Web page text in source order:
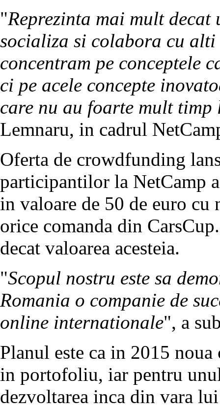
"Reprezinta mai mult decat
socializa si colabora cu
concentram pe conceptele
ci pe acele concepte
care nu au foarte mult timp
Lemnaru, in cadrul
Oferta de crowdfunding
participantilor la NetCamp
in valoare de 50 de euro
orice comanda din
decat valoarea acesteia.
"Scopul nostru este sa
Romania o companie de
online internationale", a
Planul este ca in 2015
in portofoliu, iar pentru
dezvoltarea inca din vara